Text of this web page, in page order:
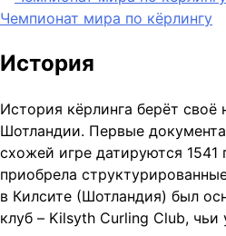
Чемпионат мира по кёрлингу
История
История кёрлинга берёт своё
Шотландии. Первые
схожей игре датируются 1541
приобрела
в Килсите (Шотландия) был
клуб – Kilsyth Curling Club, чьи